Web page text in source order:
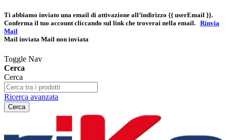
Ti abbiamo inviato una email di attivazione all’indirizzo {{ userEmail }}.
Conferma il tuo account cliccando sul link che troverai nella email. Rinvia
Mail
Mail inviata Mail non inviata
Toggle Nav
Cerca
Cerca
Ricerca avanzata
Cerca